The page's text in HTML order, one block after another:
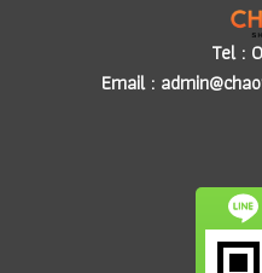
Tel :
Email :